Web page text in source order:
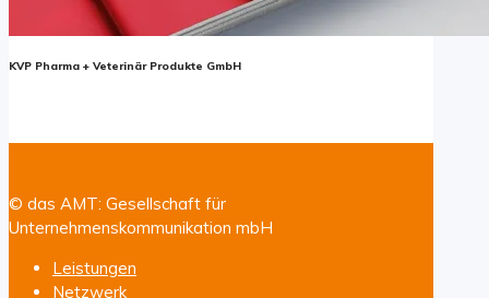
KVP Pharma + Veterinär Produkte GmbH
© das AMT: Gesellschaft für
Unternehmenskommunikation mbH
Leistungen
Netzwerk